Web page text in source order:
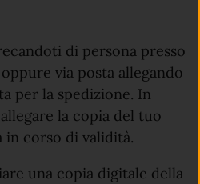
di persona presso
via posta allegando
per la spedizione. In
la copia del tuo
corso di validità.
una copia digitale della